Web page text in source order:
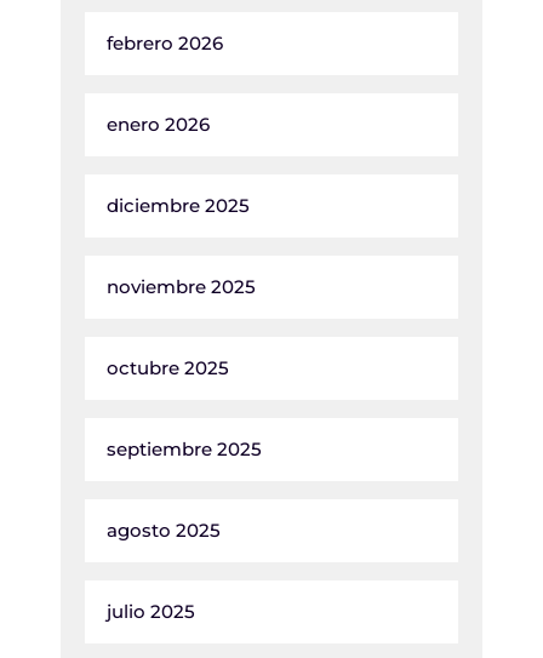
febrero 2026
enero 2026
diciembre 2025
noviembre 2025
octubre 2025
septiembre 2025
agosto 2025
julio 2025